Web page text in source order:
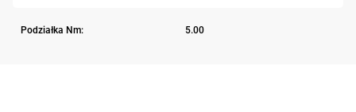
Podziałka Nm: 5.00